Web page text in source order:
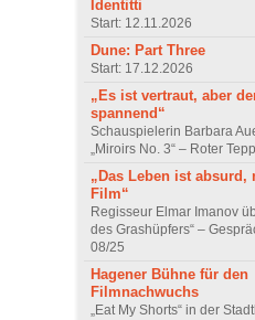
Identitti
Start: 12.11.2026
Dune: Part Three
Start: 17.12.2026
„Es ist vertraut, aber
spannend“
Schauspielerin Barbara
„Miroirs No. 3“ – Roter
„Das Leben ist absurd,
Film“
Regisseur Elmar Imanov
des Grashüpfers“ –
08/25
Hagener Bühne für den
Filmnachwuchs
„Eat My Shorts“ in der